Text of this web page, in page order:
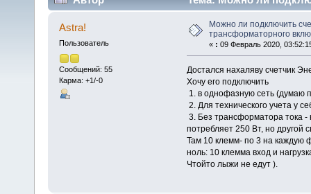
(Прочитано 84969 раз)
Astra!
Пользователь
Сообщений: 55
Карма: +1/-0
Можно ли подключить
трансформаторного
« : 09 Февраль 2020,
Достался нахаляву счетчик
Хочу его подключить
1. в однофазную сеть (думаю
2. Для технического учета у
3. Без трансформатора тока -
потребляет 250 Вт, но другой
Там 10 клемм- по 3 на каждую
ноль: 10 клемма вход и
Чтойто лыжи не едут ).